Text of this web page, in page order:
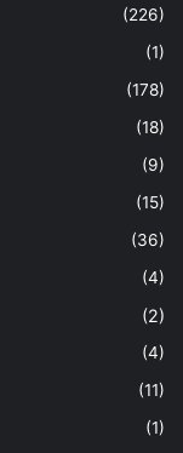
(226)
(1)
(178)
(18)
(9)
(15)
(36)
(4)
(2)
(4)
(11)
(1)